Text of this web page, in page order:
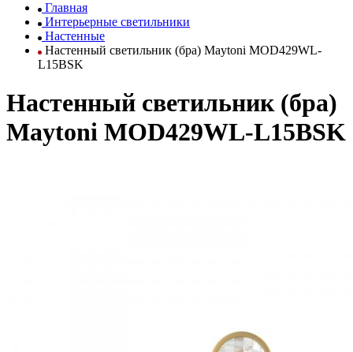
Главная
Интерьерные светильники
Настенные
Настенный светильник (бра) Maytoni MOD429WL-
L15BSK
Настенный светильник (бра)
Maytoni MOD429WL-L15BSK